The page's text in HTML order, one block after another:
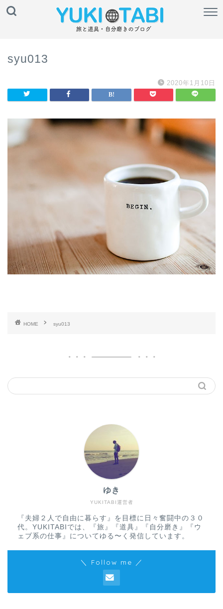
syu013
2020年1月10日
HOME syu013
YUKITABI運営者
ゆき
『夫婦２人で自由に暮らす』を目標に日々奮闘中の３０
代。YUKITABIでは、『旅』『道具』『自分磨き』『ウ
ェブ系の仕事』についてゆる〜く発信しています。
＼ Follow me ／